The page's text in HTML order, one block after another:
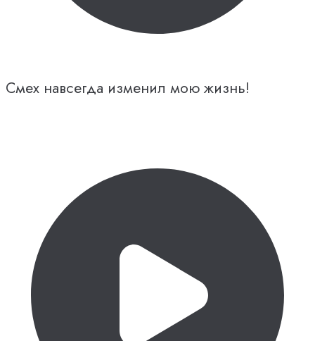
Смех навсегда изменил мою жизнь!